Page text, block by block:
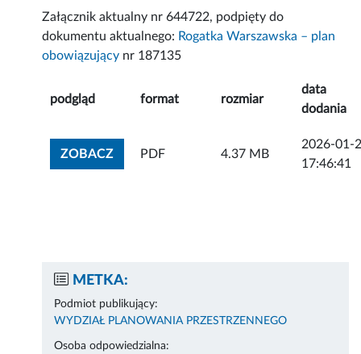
Załącznik aktualny nr 644722, podpięty do
dokumentu aktualnego: Rogatka Warszawska – plan
obowiązujący nr 187135
podgląd format rozmiar
data
dodania
ZOBACZZOBACZ ZAŁĄCZNIK
PDF 4.37 MB
2026-01-
17:46:41
METKA:
Podmiot publikujący:
WYDZIAŁ PLANOWANIA PRZESTRZENNEGO
Osoba odpowiedzialna: